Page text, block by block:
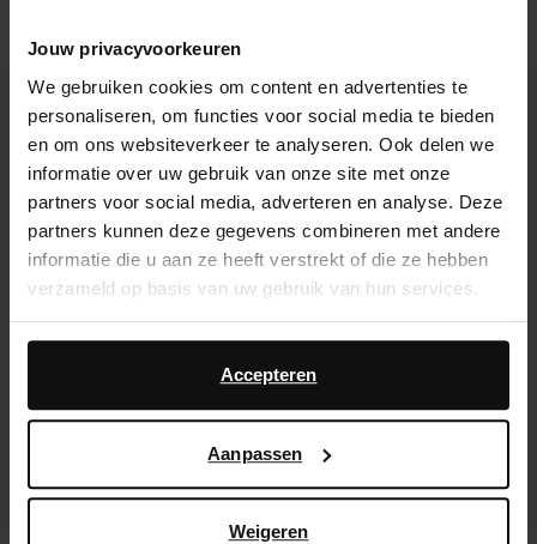
Jouw privacyvoorkeuren
We gebruiken cookies om content en advertenties te
personaliseren, om functies voor social media te bieden
en om ons websiteverkeer te analyseren. Ook delen we
informatie over uw gebruik van onze site met onze
partners voor social media, adverteren en analyse. Deze
partners kunnen deze gegevens combineren met andere
informatie die u aan ze heeft verstrekt of die ze hebben
verzameld op basis van uw gebruik van hun services.
Daarnaast werken wij samen met Google voor
advertentie- en meetdoeleinden. Meer informatie over
hoe Google uw persoonsgegevens gebruikt, vindt u op
Accepteren
Aanpassen
Weigeren
Achteraf betalen
Product omschrijving
Cosy slides for cosy season. Deze camel instappers
hebben een buitenzijde van suède en een binnenzijde
van wol. De wollen instappers hebben rode gestikte
details en een platform zool van 4 cm dik. Verzorg de
Product details
Bezorgen & retour